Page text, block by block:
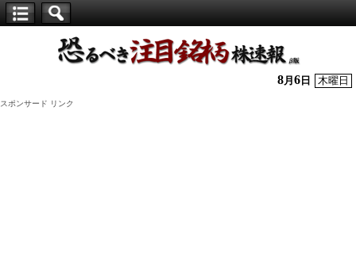
株】
8月 6 日 木曜日
スポンサード リンク